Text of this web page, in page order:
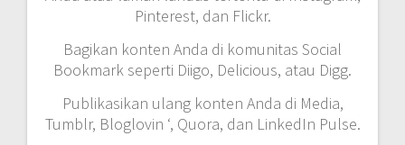
Pinterest, dan Flickr.
Bagikan konten Anda di komunitas Social
Bookmark seperti Diigo, Delicious, atau Digg.
Publikasikan ulang konten Anda di Media,
Tumblr, Bloglovin ‘, Quora, dan LinkedIn Pulse.